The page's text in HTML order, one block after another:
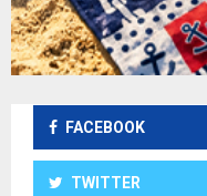
FACEBOOK
TWITTER